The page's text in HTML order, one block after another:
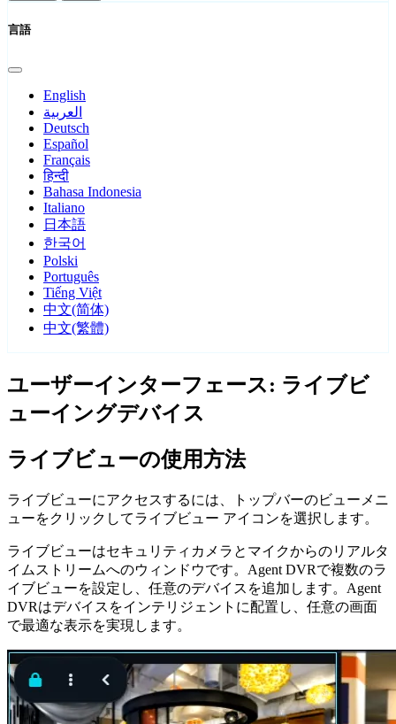
言語
English
العربية
Deutsch
Español
Français
हिन्दी
Bahasa Indonesia
Italiano
日本語
한국어
Polski
Português
Tiếng Việt
中文(简体)
中文(繁體)
ユーザーインターフェース: ライブビ
ューイングデバイス
ライブビューの使用方法
ライブビューにアクセスするには、トップバーのビューメニ
ューをクリックしてライブビュー アイコンを選択します。
ライブビューはセキュリティカメラとマイクからのリアルタ
イムストリームへのウィンドウです。Agent DVRで複数のラ
イブビューを設定し、任意のデバイスを追加します。Agent
DVRはデバイスをインテリジェントに配置し、任意の画面
で最適な表示を実現します。